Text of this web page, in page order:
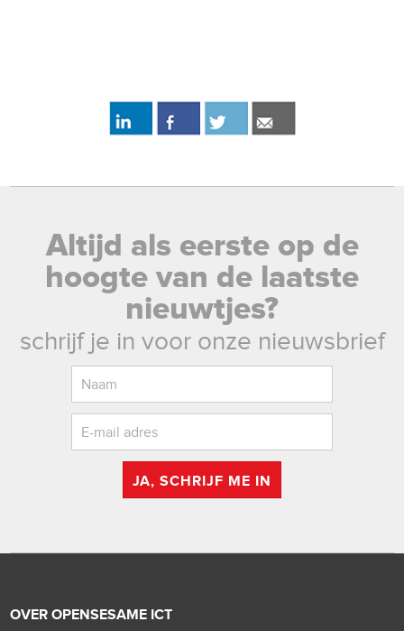
Altijd als eerste op de
hoogte van de laatste
nieuwtjes?
schrijf je in voor onze nieuwsbrief
JA, SCHRIJF ME IN
OVER OPENSESAME ICT